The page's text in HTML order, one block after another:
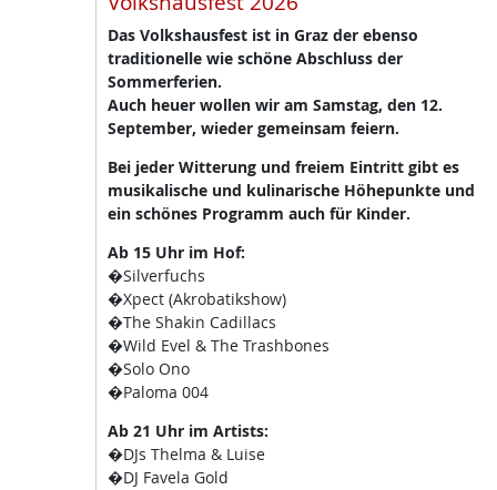
Das Volkshausfest ist in Graz der ebenso
traditionelle wie schöne Abschluss der
Sommerferien.
Auch heuer wollen wir am Samstag, den 12.
September, wieder gemeinsam feiern.
Bei jeder Witterung und freiem Eintritt gibt es
musikalische und kulinarische Höhepunkte und
ein schönes Programm auch für Kinder.
Ab 15 Uhr im Hof:
�Silverfuchs
�Xpect (Akrobatikshow)
�The Shakin Cadillacs
�Wild Evel & The Trashbones
�Solo Ono
�Paloma 004
Ab 21 Uhr im Artists:
�DJs Thelma & Luise
�DJ Favela Gold